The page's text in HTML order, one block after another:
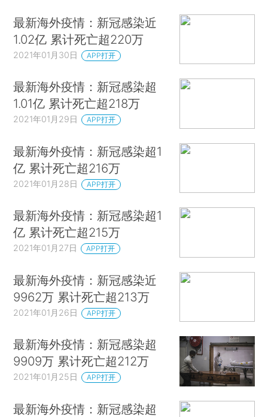
最新海外疫情：新冠感染近
1.02亿 累计死亡超220万
2021年01月30日 APP打开
最新海外疫情：新冠感染超
1.01亿 累计死亡超218万
2021年01月29日 APP打开
最新海外疫情：新冠感染超1
亿 累计死亡超216万
2021年01月28日 APP打开
最新海外疫情：新冠感染超1
亿 累计死亡超215万
2021年01月27日 APP打开
最新海外疫情：新冠感染近
9962万 累计死亡超213万
2021年01月26日 APP打开
最新海外疫情：新冠感染超
9909万 累计死亡超212万
2021年01月25日 APP打开
最新海外疫情：新冠感染超